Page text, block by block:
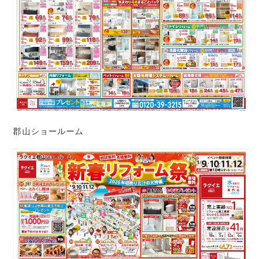
郡山ショールーム